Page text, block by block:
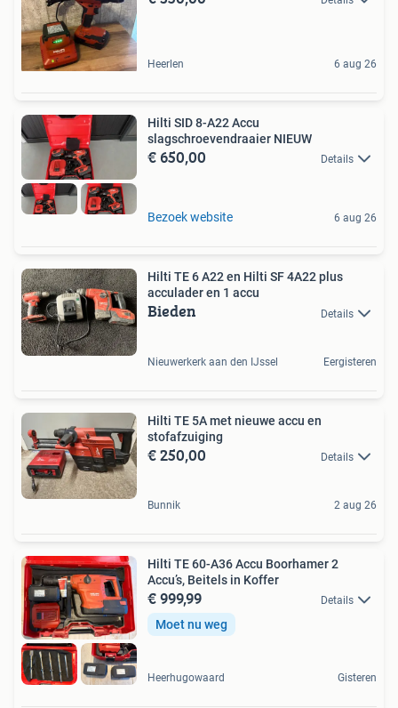
Heerlen 6 aug 26
Hilti SID 8-A22 Accu
slagschroevendraaier NIEUW
€ 650,00 Details
Bezoek website 6 aug 26
Hilti TE 6 A22 en Hilti SF 4A22 plus
acculader en 1 accu
Bieden Details
Nieuwerkerk aan den IJssel Eergisteren
Hilti TE 5A met nieuwe accu en
stofafzuiging
€ 250,00 Details
Bunnik 2 aug 26
Hilti TE 60-A36 Accu Boorhamer 2
Accu’s, Beitels in Koffer
€ 999,99 Details
Moet nu weg
Heerhugowaard Gisteren